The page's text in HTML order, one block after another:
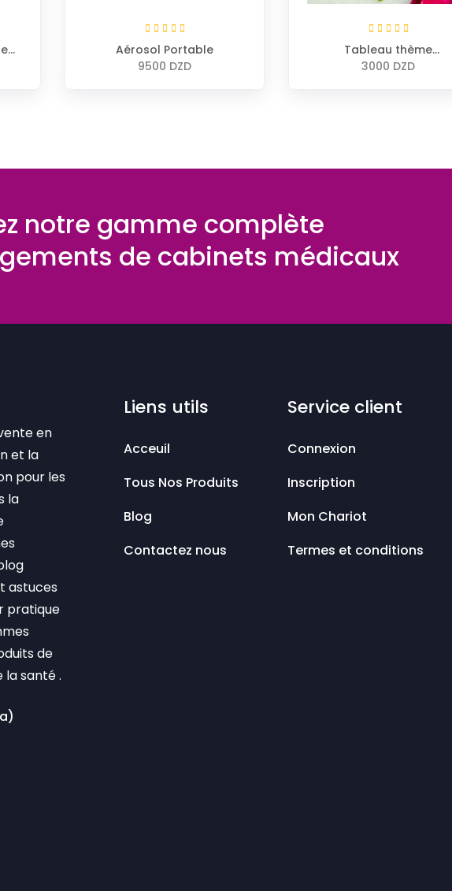
Aérosol Portable
9500 DZD
Tableau thème
ophtalmologie
3000 DZD
notre gamme complète
de cabinets médicaux
en
et la
pour les
la
astuces
pratique
de
la santé .
Liens utils
Acceuil
Tous Nos Produits
Blog
Contactez nous
Service client
Connexion
Inscription
Mon Chariot
Termes et conditions